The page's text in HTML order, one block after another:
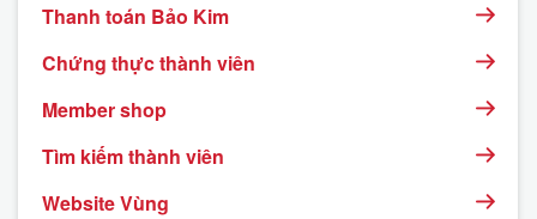
Thanh toán Bảo Kim
Chứng thực thành viên
Member shop
Tìm kiếm thành viên
Website Vùng